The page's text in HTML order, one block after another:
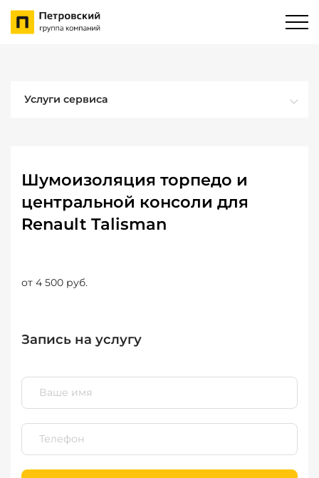
Услуги сервиса
Шумоизоляция торпедо и
центральной консоли для
Renault Talisman
от 4 500 руб.
Запись на услугу